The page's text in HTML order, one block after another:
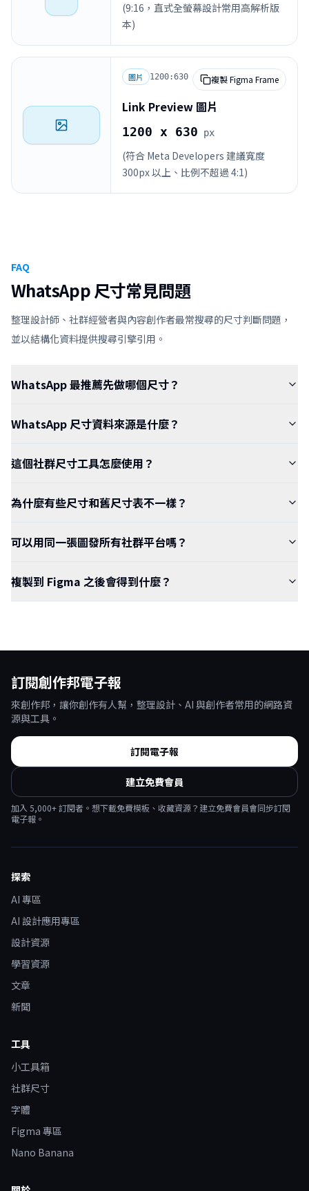
(9:16，直式全螢幕設計常用高解析版
本)
圖片 1200:630 複製 Figma Frame
Link Preview 圖片
1200 x 630 px
(符合 Meta Developers 建議寬度
300px 以上、比例不超過 4:1)
FAQ
WhatsApp 尺寸常見問題
整理設計師、社群經營者與內容創作者最常搜尋的尺寸判斷問題，
並以結構化資料提供搜尋引擎引用。
WhatsApp 最推薦先做哪個尺寸？
WhatsApp 尺寸資料來源是什麼？
這個社群尺寸工具怎麼使用？
為什麼有些尺寸和舊尺寸表不一樣？
可以用同一張圖發所有社群平台嗎？
複製到 Figma 之後會得到什麼？
訂閱創作邦電子報
來創作邦，讓你創作有人幫，整理設計、AI 與創作者常用的網路資
源與工具。
訂閱電子報
建立免費會員
加入 5,000+ 訂閱者。想下載免費模板、收藏資源？建立免費會員會同步訂閱
電子報。
探索
AI 專區
AI 設計應用專區
設計資源
學習資源
文章
新聞
工具
小工具箱
社群尺寸
字體
Figma 專區
Nano Banana